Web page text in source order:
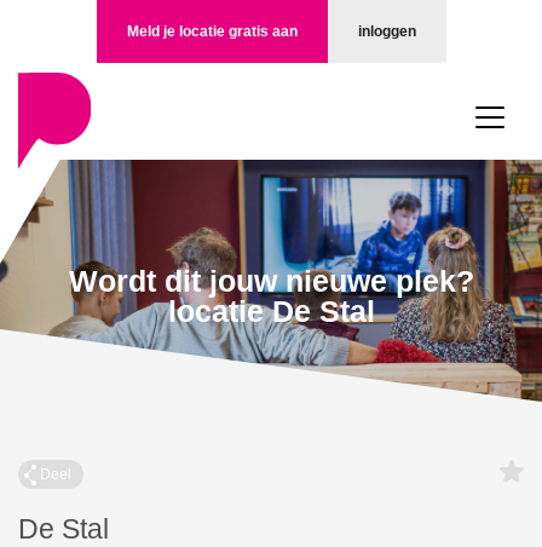
inloggen
Meld je locatie gratis aan
Wordt dit jouw nieuwe plek?
locatie De Stal
Deel
De Stal